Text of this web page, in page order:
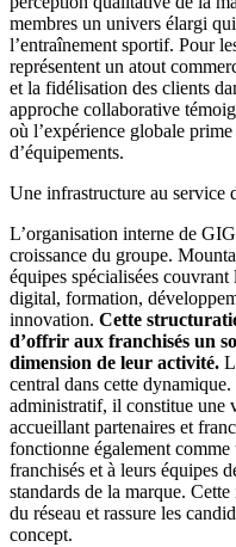
membres un univers élargi
l’entraînement sportif. Pour
représentent un atout
et la fidélisation des clients
approche collaborative
où l’expérience globale
d’équipements.
Une infrastructure au service
L’organisation interne de
croissance du groupe.
équipes spécialisées couvrant
digital, formation,
innovation. Cette
d’offrir aux franchisés un
dimension de leur activité.
central dans cette
administratif, il constitue une
accueillant partenaires et
fonctionne également
franchisés et à leurs équipes
standards de la marque.
du réseau et rassure les
concept.